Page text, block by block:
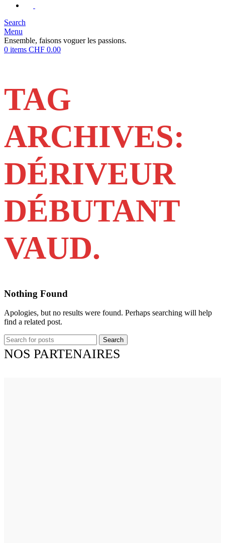
Search
Menu
Ensemble, faisons voguer les passions.
0 items CHF 0.00
TAG
ARCHIVES:
DÉRIVEUR
DÉBUTANT
VAUD.
Nothing Found
Apologies, but no results were found. Perhaps searching will help
find a related post.
Search
NOS PARTENAIRES